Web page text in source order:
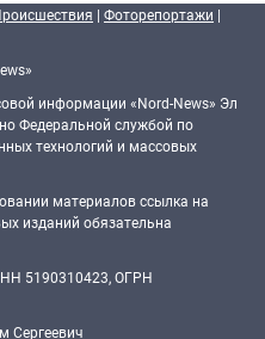
| Фоторепортажи |
информации «Nord-News» Эл
Федеральной службой по
технологий и массовых
материалов ссылка на
изданий обязательна
5190310423, ОГРН
Сергеевич